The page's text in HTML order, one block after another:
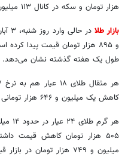
هزار تومان و سکه در کانال ۱۱۳ میلیون تومان قرار دارد.
بازار طلا
طول یک هفته گذشته نشان می‌دهد.
کاهش یک میلیون و ۶۴۶ هزار تومانی قیمت حکایت دارد.